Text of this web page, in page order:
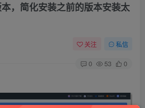
，简化安装之前的版本安装太
关注 私信
0 53 0